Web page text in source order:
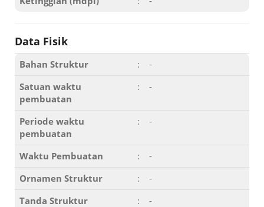
Data Fisik
Bahan Struktur :
-
Satuan waktu
pembuatan
: -
Periode waktu
pembuatan
: -
Waktu Pembuatan :
-
Ornamen Struktur
:
-
Tanda Struktur
:
-